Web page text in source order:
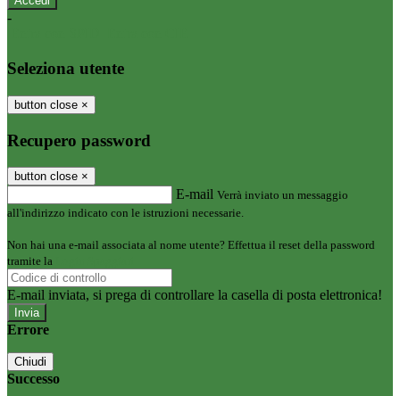
-
Seleziona utente
button close ×
Recupero password
button close ×
E-mail Verrà inviato un messaggio
all'indirizzo indicato con le istruzioni necessarie.
Non hai una e-mail associata al nome utente? Effettua il reset della password
tramite la
E-mail inviata, si prega di controllare la casella di posta elettronica!
Errore
Chiudi
Successo